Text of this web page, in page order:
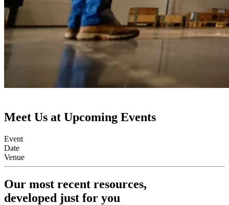
Meet Us at Upcoming Events
Event
Date
Venue
Our most recent resources,
developed just for you